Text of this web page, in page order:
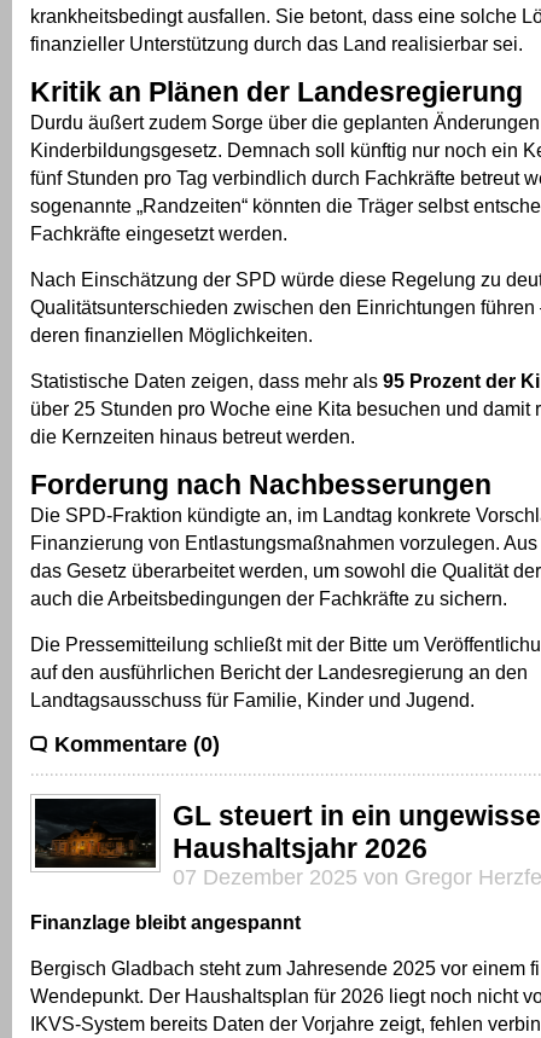
krankheitsbedingt ausfallen. Sie betont, dass eine solche
finanzieller Unterstützung durch das Land realisierbar sei.
Kritik an Plänen der Landesregierung
Durdu äußert zudem Sorge über die geplanten
Kinderbildungsgesetz. Demnach soll künftig nur noch ein
fünf Stunden pro Tag verbindlich durch Fachkräfte betreut
sogenannte „Randzeiten“ könnten die Träger selbst
Fachkräfte eingesetzt werden.
Nach Einschätzung der SPD würde diese Regelung zu
Qualitätsunterschieden zwischen den Einrichtungen
deren finanziellen Möglichkeiten.
Statistische Daten zeigen, dass mehr als 95 Prozent der
über 25 Stunden pro Woche eine Kita besuchen und damit
die Kernzeiten hinaus betreut werden.
Forderung nach Nachbesserungen
Die SPD-Fraktion kündigte an, im Landtag konkrete
Finanzierung von Entlastungsmaßnahmen vorzulegen.
das Gesetz überarbeitet werden, um sowohl die Qualität
auch die Arbeitsbedingungen der Fachkräfte zu sichern.
Die Pressemitteilung schließt mit der Bitte um
auf den ausführlichen Bericht der Landesregierung an den
Landtagsausschuss für Familie, Kinder und Jugend.
Kommentare (0)
GL steuert in ein
Haushaltsjahr 2026
07 Dezember 2025 von Gregor
Finanzlage bleibt angespannt
Bergisch Gladbach steht zum Jahresende 2025 vor einem
Wendepunkt. Der Haushaltsplan für 2026 liegt noch nicht
IKVS-System bereits Daten der Vorjahre zeigt, fehlen